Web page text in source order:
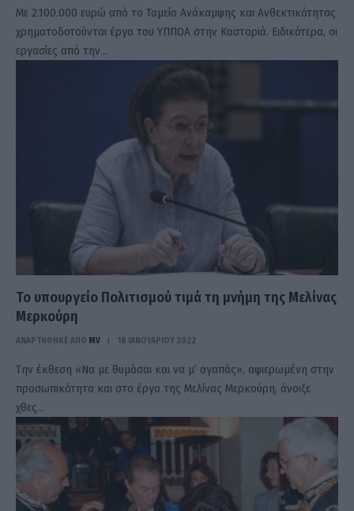
Με 2.100.000 ευρώ από το Ταμείο Ανάκαμψης και Ανθεκτικότητας
χρηματοδοτούνται έργα του ΥΠΠΟΑ στην Καστοριά. Ειδικότερα, οι
εργασίες από την…
Το υπουργείο Πολιτισμού τιμά τη μνήμη της Μελίνας
Μερκούρη
ΑΝΑΡΤΗΘΗΚΕ ΑΠΟ MV 18 ΙΑΝΟΥΑΡΊΟΥ 2022
Την έκθεση «Να με θυμάσαι και να μ’ αγαπάς», αφιερωμένη στην
προσωπικότητα και στο έργο της Μελίνας Μερκούρη, άνοιξε
χθες…